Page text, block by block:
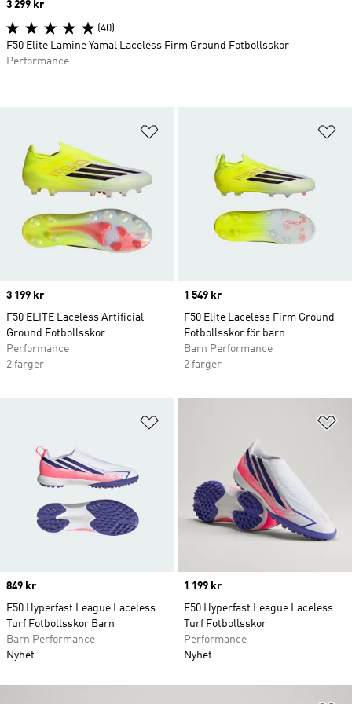
Price
3 199 kr
F50 ELITE Laceless Artificial
Ground Fotbollsskor
Performance
2 färger
Price
1 549 kr
F50 Elite Laceless Firm Ground
Fotbollsskor för barn
Barn Performance
2 färger
Price
849 kr
F50 Hyperfast League Laceless
Turf Fotbollsskor Barn
Barn Performance
Nyhet
Price
1 199 kr
F50 Hyperfast League Laceless
Turf Fotbollsskor
Performance
Nyhet
Price
3 299 kr
(40)
F50 Elite Lamine Yamal Laceless Firm Ground Fotbollsskor
Performance